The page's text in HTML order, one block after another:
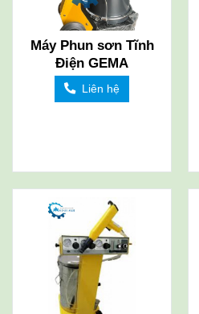
Máy Phun sơn Tĩnh
Điện GEMA
Liên hệ